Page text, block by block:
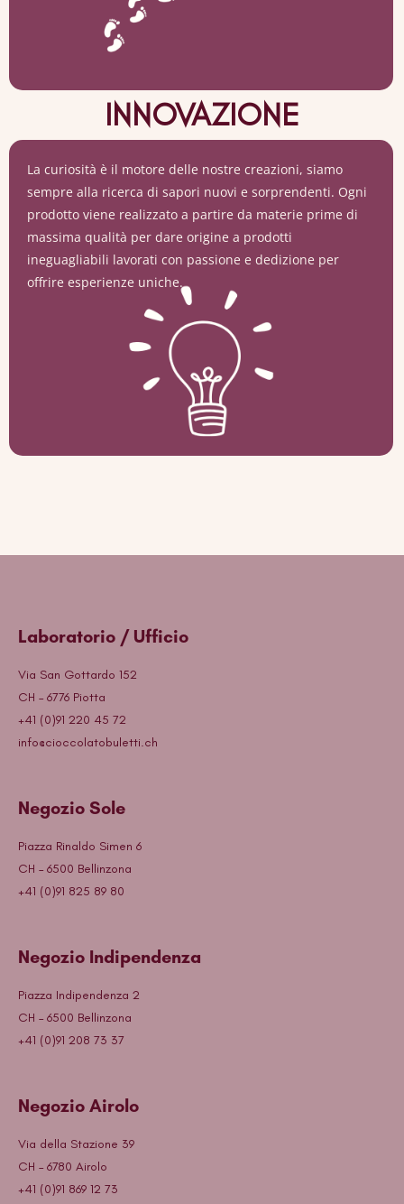
INNOVAZIONE
La curiosità è il motore delle nostre creazioni, siamo
sempre alla ricerca di sapori nuovi e sorprendenti. Ogni
prodotto viene realizzato a partire da materie prime di
massima qualità per dare origine a prodotti
ineguagliabili lavorati con passione e dedizione per
offrire esperienze uniche.
Laboratorio / Ufficio
Via San Gottardo 152
CH – 6776 Piotta
+41 (0)91 220 45 72
info@cioccolatobuletti.ch
Negozio Sole
Piazza Rinaldo Simen 6
CH – 6500 Bellinzona
+41 (0)91 825 89 80
Negozio Indipendenza
Piazza Indipendenza 2
CH – 6500 Bellinzona
+41 (0)91 208 73 37
Negozio Airolo
Via della Stazione 39
CH – 6780 Airolo
+41 (0)91 869 12 73